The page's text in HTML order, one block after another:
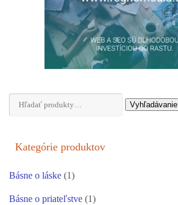
Hľadať: Vyhľadávanie
Kategórie produktov
Básne o láske (1)
Básne o priateľstve (1)